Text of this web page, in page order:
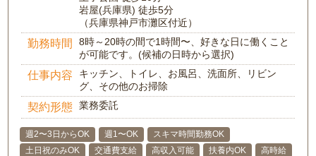
岩屋(兵庫県) 徒歩5分
（兵庫県神戸市灘区付近）
勤務時間
8時～20時の間で1時間〜、好きな日に働くこと
が可能です。(候補の日時から選択)
仕事内容
キッチン、トイレ、お風呂、洗面所、リビン
グ、その他のお掃除
契約形態 業務委託
週2〜3日からOK 週1〜OK
スキマ時間勤務OK
土日祝のみOK
交通費支給 高収入可能 扶養内OK
高時給